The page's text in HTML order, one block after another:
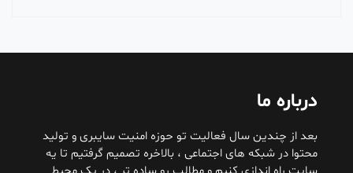
درباره ما
بعد از چندین سال فعالیت تو حوزه امنیت سایبری و تولید
محتوا در شبکه های اجتماعی ، بالاخره تصمیم گرفتیم تا یه